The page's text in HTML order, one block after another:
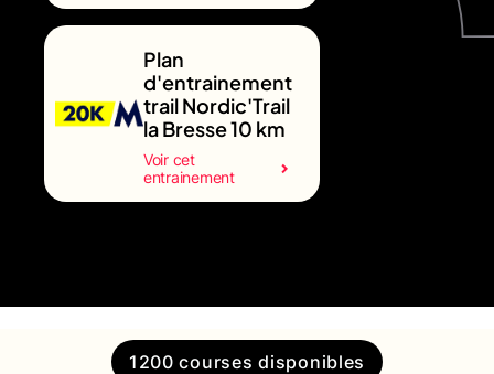
Plan
d'entrainement
trail Nordic'Trail
la Bresse 10 km
Voir cet
entrainement
1200 courses disponibles